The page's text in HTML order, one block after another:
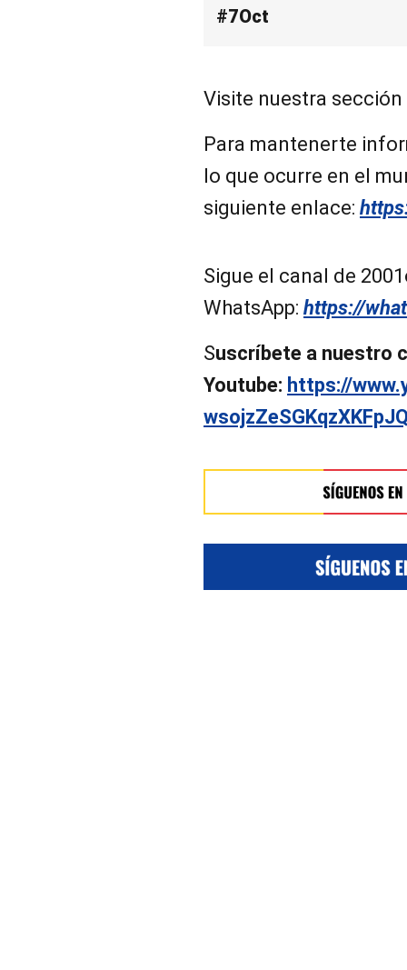
#7Oct
Visite nuestra
Para mantenerte
lo que ocurre en el
siguiente enlace:
Sigue el canal de
WhatsApp: https://
Suscríbete a nuestro
Youtube: https://